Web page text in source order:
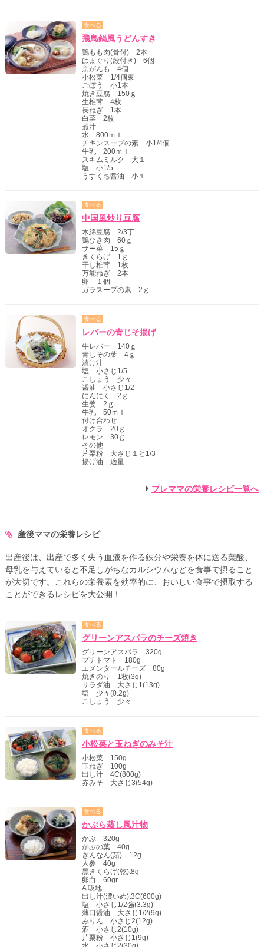
食べる
飛鳥鍋風うどんすき
鶏もも肉(骨付) 2本
はまぐり(殻付き) 6個
京がんも 4個
小松菜 1/4個束
ごぼう 小1本
焼き豆腐 150ｇ
生椎茸 4枚
長ねぎ 1本
白菜 2枚
煮汁
水 800ｍｌ
チキンスープの素 小1/4個
牛乳 200ｍｌ
スキムミルク 大１
塩 小1/5
うすくち醤油 小１
食べる
中国風炒り豆腐
木綿豆腐 2/3丁
鶏ひき肉 60ｇ
ザー菜 15ｇ
きくらげ 1ｇ
干し椎茸 1枚
万能ねぎ 2本
卵 １個
ガラスープの素 2ｇ
食べる
レバーの青じそ揚げ
牛レバー 140ｇ
青じその葉 4ｇ
漬け汁
塩 小さじ1/5
こしょう 少々
醤油 小さじ1/2
にんにく 2ｇ
生姜 2ｇ
牛乳 50ｍｌ
付け合わせ
オクラ 20ｇ
レモン 30ｇ
その他
片栗粉 大さじ１と1/3
揚げ油 適量
プレママの栄養レシピ一覧へ
産後ママの栄養レシピ
出産後は、出産で多く失う血液を作る鉄分や栄養を体に送る葉酸、
母乳を与えていると不足しがちなカルシウムなどを食事で摂ること
が大切です。これらの栄養素を効率的に、おいしい食事で摂取する
ことができるレシピを大公開！
食べる
グリーンアスパラのチーズ焼き
グリーンアスパラ 320g
プチトマト 180g
エメンタールチーズ 80g
焼きのり 1枚(3g)
サラダ油 大さじ1(13g)
塩 少々(0.2g)
こしょう 少々
食べる
小松菜と玉ねぎのみそ汁
小松菜 150g
玉ねぎ 100g
出し汁 4C(800g)
赤みそ 大さじ3(54g)
食べる
かぶら蒸し風汁物
かぶ 320g
かぶの葉 40g
ぎんなん(茹) 12g
人参 40g
黒きくらげ(乾)t8g
卵白 60gr
A 吸地
出し汁(濃いめ)t3C(600g)
塩 小さじ1/2強(3.3g)
薄口醤油 大さじ1/2(9g)
みりん 小さじ2(12g)
酒 小さじ2(10g)
片栗粉 小さじ1(9g)